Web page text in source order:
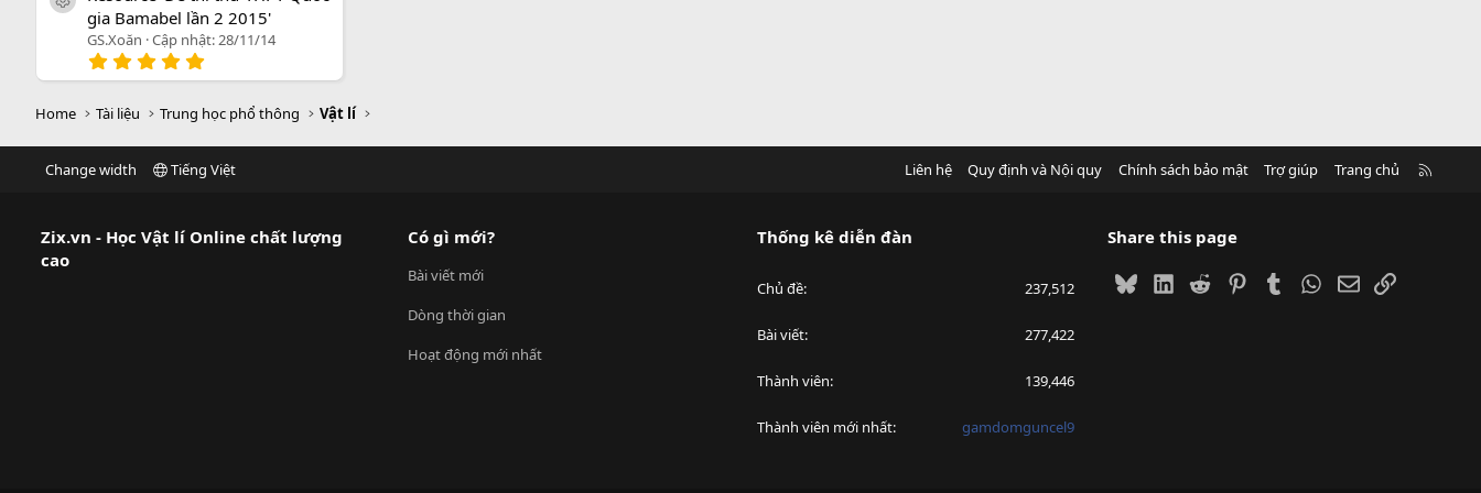
s
a
o
gia Bamabel lần 2 2015'
GS.Xoăn Cập nhật:28/11/14
.
0
s
a
Home Tài liệu Trung học phổ thông Vật lí
Change width Tiếng Việt Liên hệ Quy định và Nội quy Chính sách bảo mật Trợ giúp Trang chủ
Zix.vn - Học Vật lí Online chất lượng
cao
Có gì mới?
Bài viết mới
Dòng thời gian
Hoạt động mới nhất
Thống kê diễn đàn
Chủ đề 237,512
Bài viết 277,422
Thành viên 139,446
Thành viên mới nhất gamdomguncel9
Share this page
BlueskyLinkedIn
Reddit PinterestTumblrWhatsApp
EmailLink